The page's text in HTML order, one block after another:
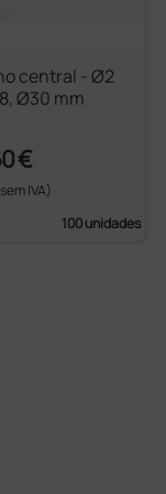
central - Ø2
Ø30 mm
€
IVA)
100 unidades